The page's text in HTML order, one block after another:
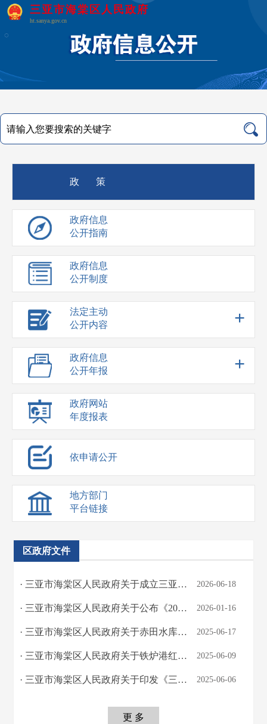
三亚市海棠区人民政府
ht.sanya.gov.cn
政 策
政府信息
公开指南
政府信息
公开制度
法定主动
公开内容
+
政府信息
公开年报
+
政府网站
年度报表
依申请公开
地方部门
平台链接
区政府文件
· 三亚市海棠区人民政府关于成立三亚市海棠区人民政府行政复议委员会的通知 2026-06-18
· 三亚市海棠区人民政府关于公布《2025 年度三亚市海棠区区级权力清单》的通知 2026-01-16
· 三亚市海棠区人民政府关于赤田水库灌溉干渠停水的通告 2025-06-17
· 三亚市海棠区人民政府关于铁炉港红树林湿地保护修复项目用地征收土地预公告 2025-06-09
· 三亚市海棠区人民政府关于印发《三亚市海棠区突发事件总体应急预案》等11个应急预... 2025-06-06
更 多